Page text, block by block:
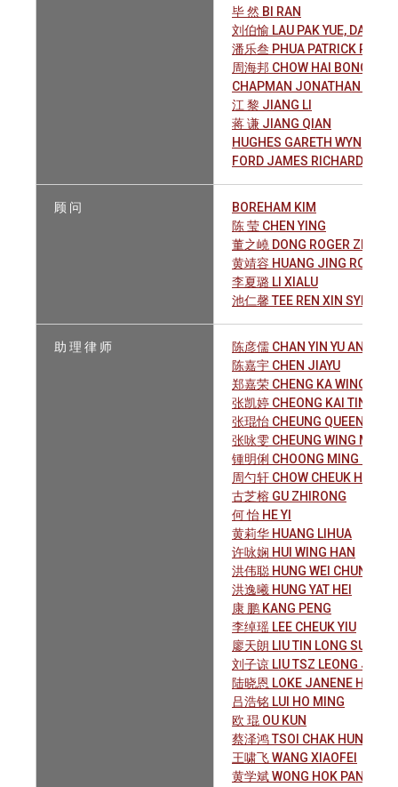
毕 然 BI RAN
刘伯愉 LAU PAK YUE, DANIEL
潘乐叁 PHUA PATRICK RO-
周海邦 CHOW HAI BONG
CHAPMAN JONATHAN DAVID
江 黎 JIANG LI
蒋 谦 JIANG QIAN
HUGHES GARETH WYN
FORD JAMES RICHARD
顾 问
BOREHAM KIM
陈 莹 CHEN YING
董之嶢 DONG ROGER ZHI YAO
黄靖容 HUANG JING RONG,
李夏璐 LI XIALU
池仁馨 TEE REN XIN SYLVIA
助 理 律 师
陈彦儒 CHAN YIN YU ANSON
陈嘉宇 CHEN JIAYU
郑嘉荣 CHENG KA WING
张凯婷 CHEONG KAI TING
张琨怡 CHEUNG QUEENIE
张咏雯 CHEUNG WING MAN
锺明俐 CHOONG MING LI
周勺轩 CHOW CHEUK HIN IAN
古芝榕 GU ZHIRONG
何 怡 HE YI
黄莉华 HUANG LIHUA
许咏娴 HUI WING HAN
洪伟聪 HUNG WEI CHUNG
洪逸曦 HUNG YAT HEI
康 鹏 KANG PENG
李绰瑶 LEE CHEUK YIU
廖天朗 LIU TIN LONG SUNNY
刘子谅 LIU TSZ LEONG
陆晓恩 LOKE JANENE HIU
吕浩铭 LUI HO MING
欧 琨 OU KUN
蔡泽鸿 TSOI CHAK HUNG
王啸飞 WANG XIAOFEI
黄学斌 WONG HOK PAN